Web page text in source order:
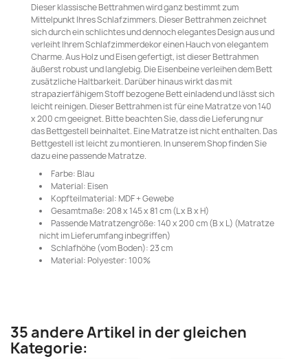
Dieser klassische Bettrahmen wird ganz bestimmt zum
Mittelpunkt Ihres Schlafzimmers. Dieser Bettrahmen zeichnet
sich durch ein schlichtes und dennoch elegantes Design aus und
verleiht Ihrem Schlafzimmerdekor einen Hauch von elegantem
Charme. Aus Holz und Eisen gefertigt, ist dieser Bettrahmen
äußerst robust und langlebig. Die Eisenbeine verleihen dem Bett
zusätzliche Haltbarkeit. Darüber hinaus wirkt das mit
strapazierfähigem Stoff bezogene Bett einladend und lässt sich
leicht reinigen. Dieser Bettrahmen ist für eine Matratze von 140
x 200 cm geeignet. Bitte beachten Sie, dass die Lieferung nur
das Bettgestell beinhaltet. Eine Matratze ist nicht enthalten. Das
Bettgestell ist leicht zu montieren. In unserem Shop finden Sie
dazu eine passende Matratze.
Farbe: Blau
Material: Eisen
Kopfteilmaterial: MDF + Gewebe
Gesamtmaße: 208 x 145 x 81 cm (L x B x H)
Passende Matratzengröße: 140 x 200 cm (B x L) (Matratze
nicht im Lieferumfang inbegriffen)
Schlafhöhe (vom Boden): 23 cm
Material: Polyester: 100%
35 andere Artikel in der gleichen
Kategorie: